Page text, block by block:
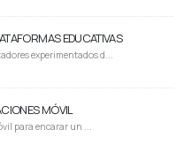
EDUCATIVAS
experimentados d...
MÓVIL
para encarar un ...